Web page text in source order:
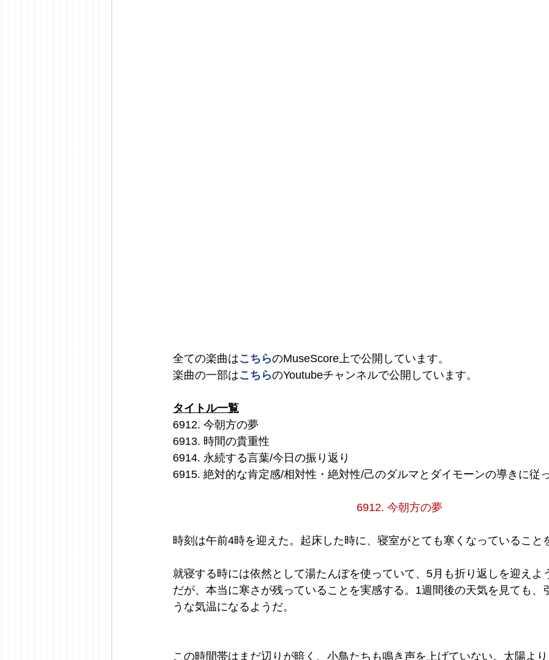
全ての楽曲はこちらのMuseScore上で公開しています。
楽曲の一部はこちらのYoutubeチャンネルで公開しています。
タイトル一覧
6912. 今朝方の夢
6913. 時間の貴重性
6914. 永続する言葉/今日の振り返り
6915. 絶対的な肯定感/相対性・絶対性/己のダルマとダイモーンの導きに従
6912. 今朝方の夢
時刻は午前4時を迎えた。起床した時に、寝室がとても寒くなっていること
就寝する時には依然として湯たんぽを使っていて、5月も折り返しを迎えよ
だが、本当に寒さが残っていることを実感する。1週間後の天気を見ても、
うな気温になるようだ。
この時間帯はまだ辺りが暗く、小鳥たちも鳴き声を上げていない。太陽よ